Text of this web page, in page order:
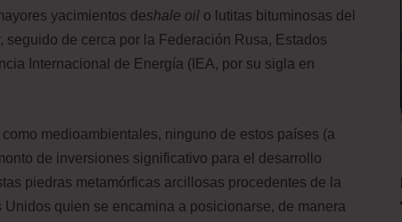
yacimientos deshale oil o lutitas bituminosas del
de cerca por la Federación Rusa, Estados
Internacional de Energía (IEA, por su sigla en
medioambientales, ninguno de estos países (a
de inversiones significativo para el desarrollo
piedras metamórficas arcillosas procedentes de la
quien se encamina a posicionarse, de manera